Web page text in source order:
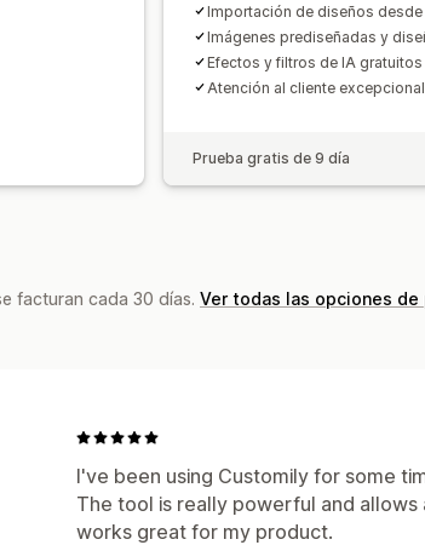
Importación de diseños
Imágenes prediseñadas y
Efectos y filtros de IA
Atención al cliente
Prueba gratis de 9 día
facturan cada 30 días. Ver todas las opciones de
I've been using Customily for some
The tool is really powerful and
works great for my product.